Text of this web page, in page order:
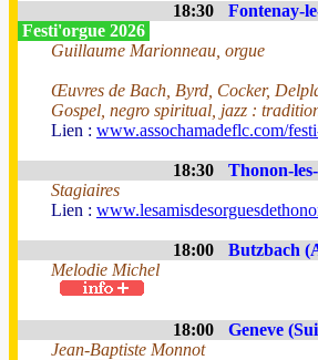
18:30 Fontenay-
Festi'orgue 2026
Guillaume Marionneau, orgue
Œuvres de Bach, Byrd, Cocker,
Gospel, negro spiritual, jazz :
Lien : www.assochamadeflc.com/
18:30 Thonon-
Stagiaires
Lien :
18:00 Butzbach
Melodie Michel
18:00 Geneve
Jean-Baptiste Monnot